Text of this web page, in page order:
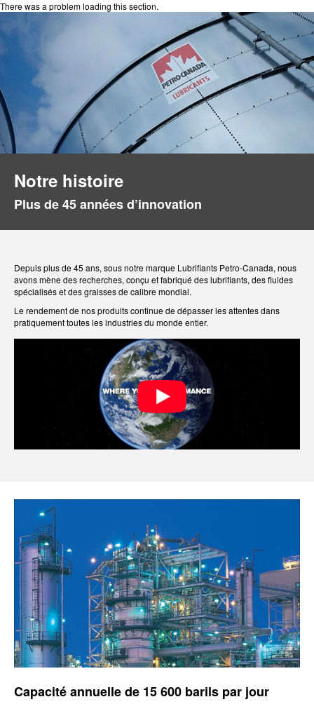
There was a problem loading this section.
Notre histoire
Plus de 45 années d’innovation
Depuis plus de 45 ans, sous notre marque Lubrifiants Petro-Canada, nous
avons mène des recherches, conçu et fabriqué des lubrifiants, des fluides
spécialisés et des graisses de calibre mondial.
Le rendement de nos produits continue de dépasser les attentes dans
pratiquement toutes les industries du monde entier.
Capacité annuelle de 15 600 barils par jour